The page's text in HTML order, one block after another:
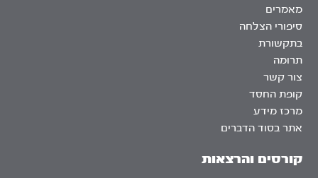
מאמרים
סיפורי הצלחה
בתקשורת
תרומה
צור קשר
קופת החסד
מרכז מידע
אתר בסוד הדברים
קורסים והרצאות